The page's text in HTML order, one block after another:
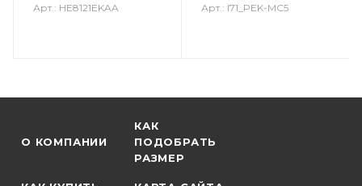
Арт.: HE8121EKAA
Арт.: I71_PEK-MC5
О КОМПАНИИ
КАК
ПОДОБРАТЬ
РАЗМЕР